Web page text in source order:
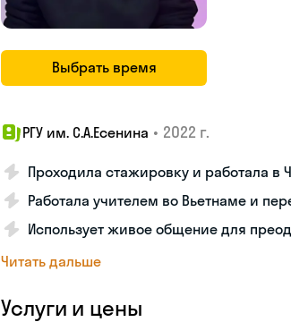
Выбрать время
РГУ им. С.А.Есенина • 2022 г.
Проходила стажировку и работала в
Работала учителем во Вьетнаме и
Использует живое общение для
Читать дальше
Услуги и цены